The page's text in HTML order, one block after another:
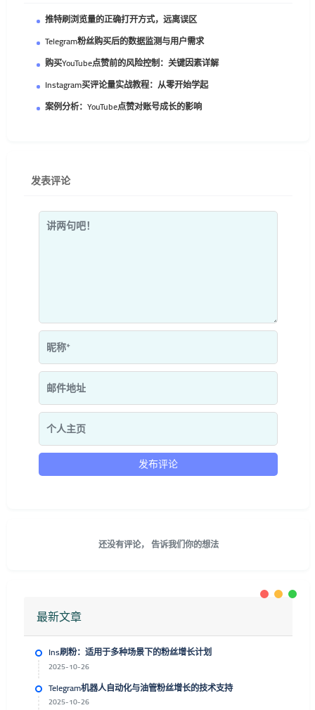
推特刷浏览量的正确打开方式，远离误区
Telegram粉丝购买后的数据监测与用户需求
购买YouTube点赞前的风险控制：关键因素详解
Instagram买评论量实战教程：从零开始学起
案例分析：YouTube点赞对账号成长的影响
发表评论
还没有评论， 告诉我们你的想法
最新文章
Ins刷粉：适用于多种场景下的粉丝增长计划
2025-10-26
Telegram机器人自动化与油管粉丝增长的技术支持
2025-10-26